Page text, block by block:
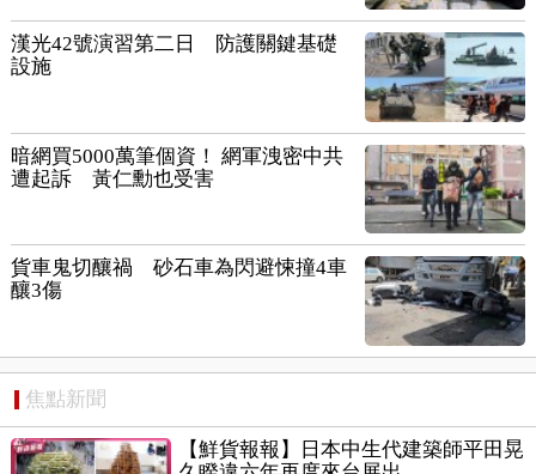
漢光42號演習第二日 防護關鍵基礎
設施
暗網買5000萬筆個資！ 網軍洩密中共
遭起訴 黃仁勳也受害
貨車鬼切釀禍 砂石車為閃避悚撞4車
釀3傷
焦點新聞
【鮮貨報報】日本中生代建築師平田晃